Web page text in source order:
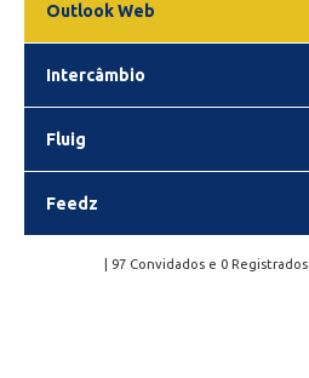
Outlook Web
Intercâmbio
Fluig
Feedz
| 97 Convidados e 0 Registrados